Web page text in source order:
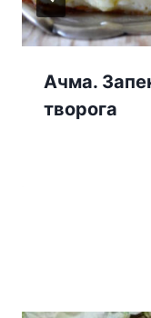
Ачма.
творога